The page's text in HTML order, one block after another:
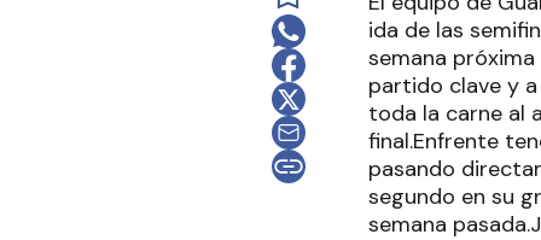
ida de las
semana
partido clave y
toda la carne al
final.Enfrente
pasando
segundo en su
semana